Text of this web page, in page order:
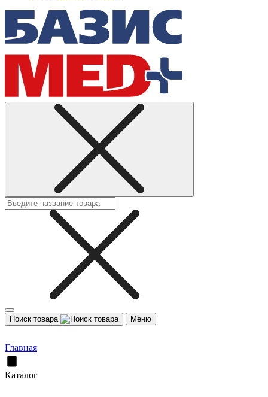
Поиск товара Меню
Главная
Каталог